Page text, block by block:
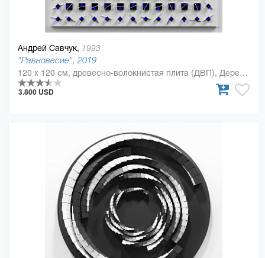
Андрей Савчук, 1993
"Равновесие", 2019
120 x 120 см, древесно-волокнистая плита (ДВП), Дерево, полиуретан
3.800 USD